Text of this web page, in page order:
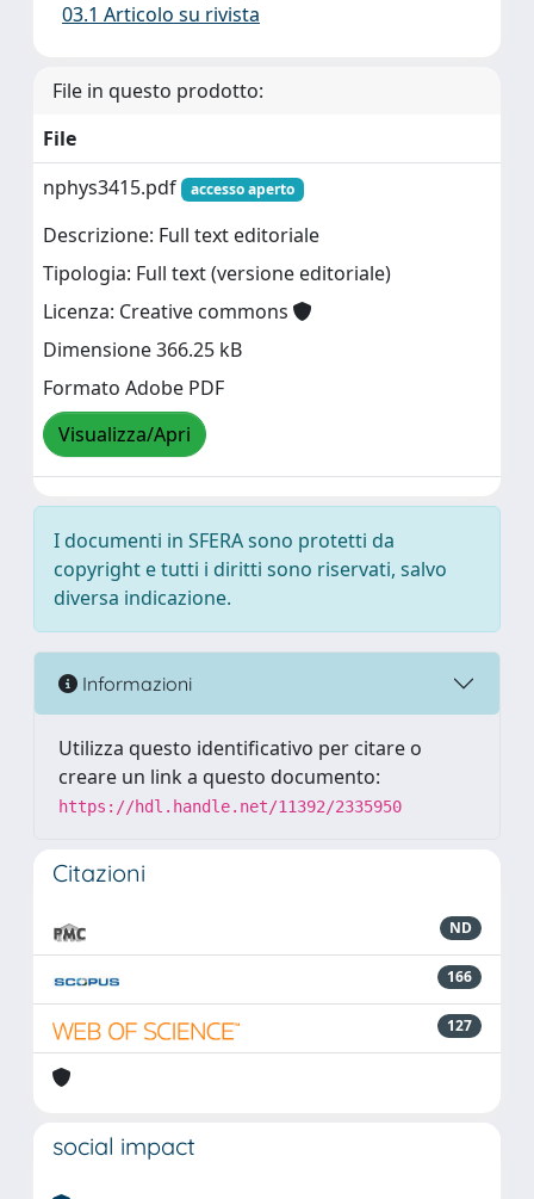
03.1 Articolo su rivista
File in questo prodotto:
File
nphys3415.pdf
accesso aperto
Descrizione: Full text editoriale
Tipologia: Full text (versione editoriale)
Licenza: Creative commons
Dimensione 366.25 kB
Formato Adobe PDF
Visualizza/Apri
I documenti in SFERA sono protetti da
copyright e tutti i diritti sono riservati, salvo
diversa indicazione.
Informazioni
Utilizza questo identificativo per citare o
creare un link a questo documento:
https://hdl.handle.net/11392/2335950
Citazioni
ND
166
127
social impact